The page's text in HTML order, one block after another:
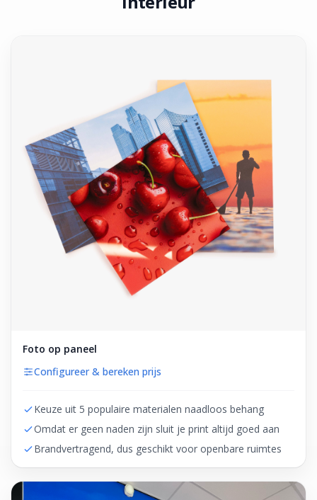
Foto op paneel
Configureer & bereken prijs
Keuze uit 5 populaire materialen naadloos behang
Omdat er geen naden zijn sluit je print altijd goed aan
Brandvertragend, dus geschikt voor openbare ruimtes